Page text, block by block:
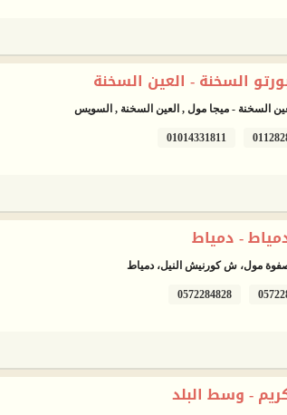
السخنة - العين السخنة
السخنة - ميجا مول , العين السخنة , السويس
01014331811
- دمياط
مول، ش كورنيش النيل، دمياط
0572284828
- وسط البلد